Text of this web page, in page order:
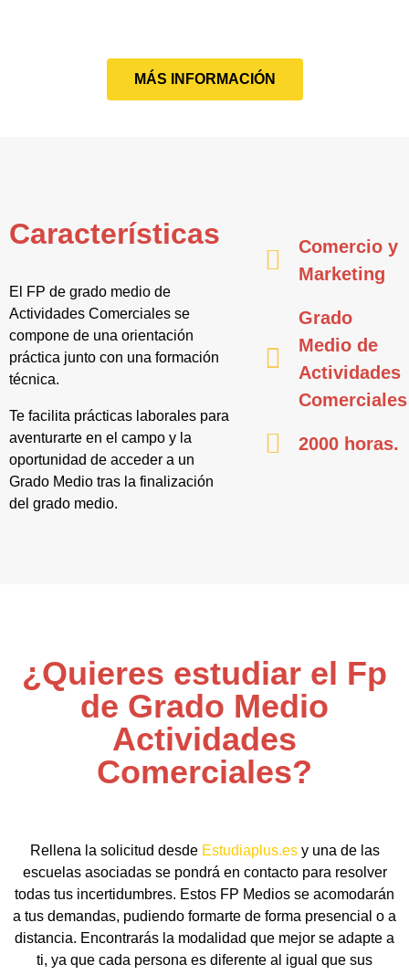
MÁS INFORMACIÓN
Características
El FP de grado medio de
Actividades Comerciales se
compone de una orientación
práctica junto con una formación
técnica.
Te facilita prácticas laborales para
aventurarte en el campo y la
oportunidad de acceder a un
Grado Medio tras la finalización
del grado medio.
Comercio y
Marketing
Grado
Medio de
Actividades
Comerciales
2000 horas.
¿Quieres estudiar el Fp
de Grado Medio
Actividades
Comerciales?
Rellena la solicitud desde Estudiaplus.esy una de las
escuelas asociadas se pondrá en contacto para resolver
todas tus incertidumbres. Estos FP Medios se acomodarán
a tus demandas, pudiendo formarte de forma presencial o a
distancia. Encontrarás la modalidad que mejor se adapte a
ti, ya que cada persona es diferente al igual que sus